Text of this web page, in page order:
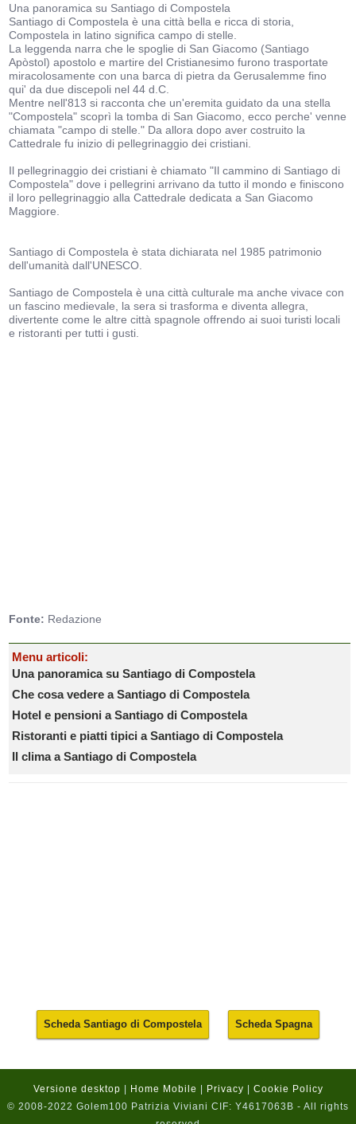
Una panoramica su Santiago di Compostela
Santiago di Compostela è una città bella e ricca di storia,
Compostela in latino significa campo di stelle.
La leggenda narra che le spoglie di San Giacomo (Santiago
Apòstol) apostolo e martire del Cristianesimo furono trasportate
miracolosamente con una barca di pietra da Gerusalemme fino
qui' da due discepoli nel 44 d.C.
Mentre nell'813 si racconta che un'eremita guidato da una stella
"Compostela" scoprì la tomba di San Giacomo, ecco perche' venne
chiamata "campo di stelle." Da allora dopo aver costruito la
Cattedrale fu inizio di pellegrinaggio dei cristiani.
Il pellegrinaggio dei cristiani è chiamato "Il cammino di Santiago di
Compostela" dove i pellegrini arrivano da tutto il mondo e finiscono
il loro pellegrinaggio alla Cattedrale dedicata a San Giacomo
Maggiore.
Santiago di Compostela è stata dichiarata nel 1985 patrimonio
dell'umanità dall'UNESCO.
Santiago de Compostela è una città culturale ma anche vivace con
un fascino medievale, la sera si trasforma e diventa allegra,
divertente come le altre città spagnole offrendo ai suoi turisti locali
e ristoranti per tutti i gusti.
Fonte: Redazione
Menu articoli:
Una panoramica su Santiago di Compostela
Che cosa vedere a Santiago di Compostela
Hotel e pensioni a Santiago di Compostela
Ristoranti e piatti tipici a Santiago di Compostela
Il clima a Santiago di Compostela
Scheda Santiago di Compostela Scheda Spagna
Versione desktop | Home Mobile | Privacy | Cookie Policy
© 2008-2022 Golem100 Patrizia Viviani CIF: Y4617063B - All rights